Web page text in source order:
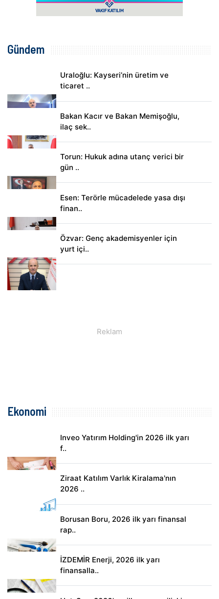
Gündem
Uraloğlu: Kayseri’nin üretim ve
ticaret ..
Bakan Kacır ve Bakan Memişoğlu,
ilaç sek..
Torun: Hukuk adına utanç verici bir
gün ..
Esen: Terörle mücadelede yasa dışı
finan..
Özvar: Genç akademisyenler için
yurt içi..
Ekonomi
Inveo Yatırım Holding'in 2026 ilk yarı
f..
Ziraat Katılım Varlık Kiralama'nın
2026 ..
Borusan Boru, 2026 ilk yarı finansal
rap..
İZDEMİR Enerji, 2026 ilk yarı
finansalla..